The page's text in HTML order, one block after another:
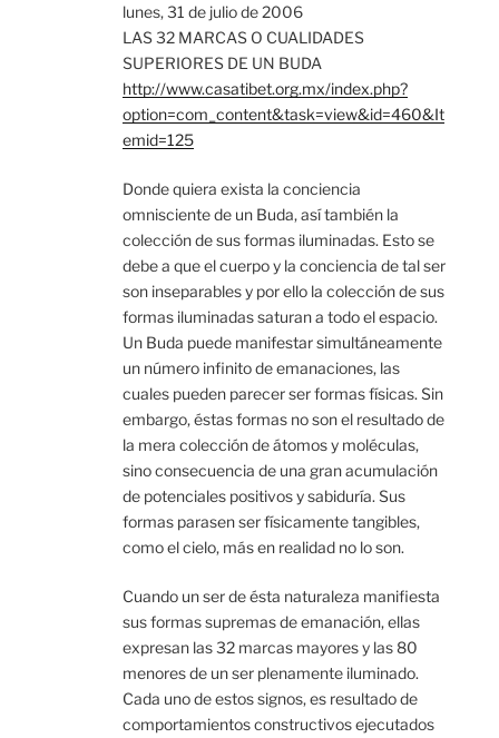
lunes, 31 de julio de 2006
LAS 32 MARCAS O CUALIDADES
SUPERIORES DE UN BUDA
http://www.casatibet.org.mx/index.php?
option=com_content&task=view&id=460&It
emid=125
Donde quiera exista la conciencia
omnisciente de un Buda, así también la
colección de sus formas iluminadas. Esto se
debe a que el cuerpo y la conciencia de tal ser
son inseparables y por ello la colección de sus
formas iluminadas saturan a todo el espacio.
Un Buda puede manifestar simultáneamente
un número infinito de emanaciones, las
cuales pueden parecer ser formas físicas. Sin
embargo, éstas formas no son el resultado de
la mera colección de átomos y moléculas,
sino consecuencia de una gran acumulación
de potenciales positivos y sabiduría. Sus
formas parasen ser físicamente tangibles,
como el cielo, más en realidad no lo son.
Cuando un ser de ésta naturaleza manifiesta
sus formas supremas de emanación, ellas
expresan las 32 marcas mayores y las 80
menores de un ser plenamente iluminado.
Cada uno de estos signos, es resultado de
comportamientos constructivos ejecutados